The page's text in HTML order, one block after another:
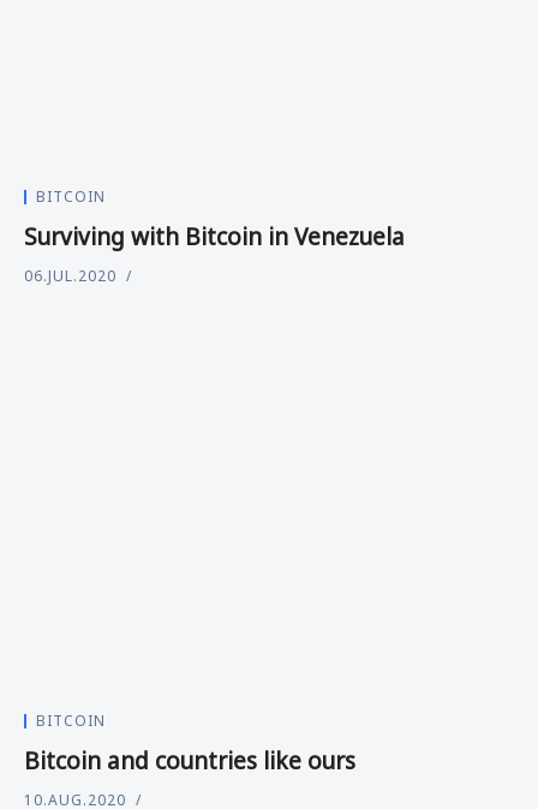
BITCOIN
Surviving with Bitcoin in Venezuela
06.JUL.2020
BITCOIN
Bitcoin and countries like ours
10.AUG.2020